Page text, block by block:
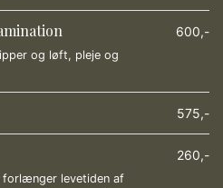
og løft, pleje og
600,-
575,-
levetiden af
260,-